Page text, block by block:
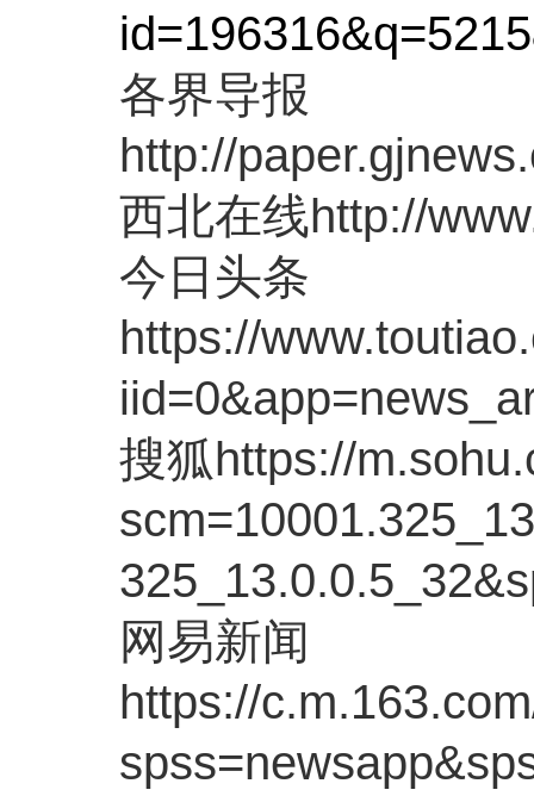
各界导报
http://
西北在线http://
今日头条
https://
搜狐https://
网易新闻
https://